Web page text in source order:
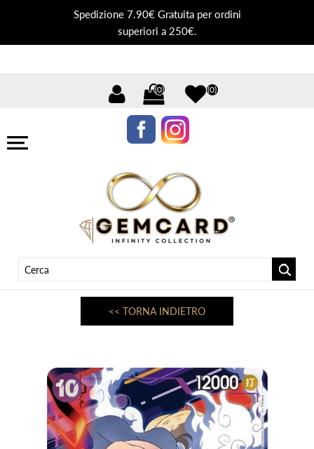
Spedizione 7.90€ Gratuita per ordini
superiori a 250€.
(0) (0)
<< TORNA INDIETRO